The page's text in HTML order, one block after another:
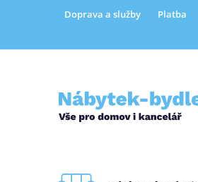
Doprava a služby Platba